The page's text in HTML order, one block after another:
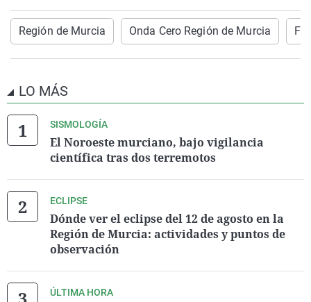
Región de Murcia Onda Cero Región de Murcia
LO MÁS
SISMOLOGÍA
El Noroeste murciano, bajo vigilancia
científica tras dos terremotos
ECLIPSE
Dónde ver el eclipse del 12 de agosto en la
Región de Murcia: actividades y puntos de
observación
ÚLTIMA HORA